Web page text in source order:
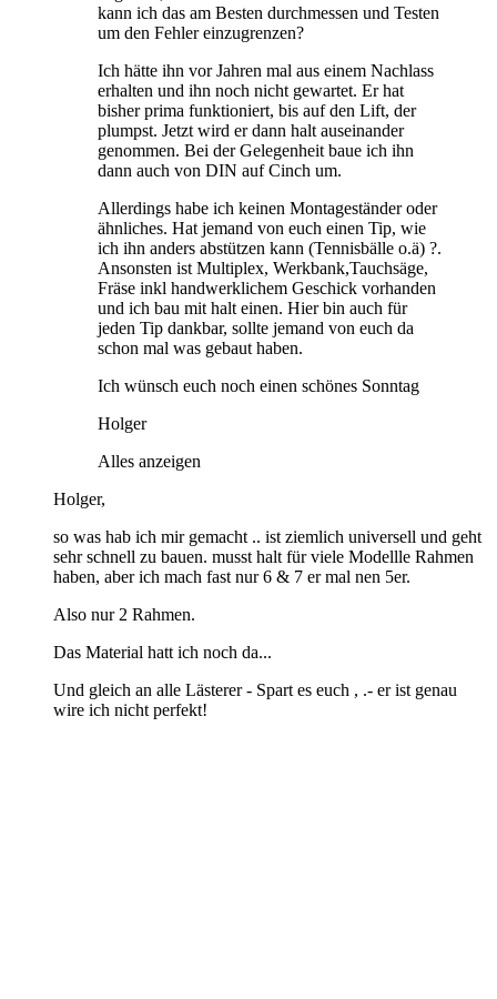
kann ich das am Besten durchmessen und Testen
um den Fehler einzugrenzen?
Ich hätte ihn vor Jahren mal aus einem Nachlass
erhalten und ihn noch nicht gewartet. Er hat
bisher prima funktioniert, bis auf den Lift, der
plumpst. Jetzt wird er dann halt auseinander
genommen. Bei der Gelegenheit baue ich ihn
dann auch von DIN auf Cinch um.
Allerdings habe ich keinen Montageständer oder
ähnliches. Hat jemand von euch einen Tip, wie
ich ihn anders abstützen kann (Tennisbälle o.ä) ?.
Ansonsten ist Multiplex, Werkbank,Tauchsäge,
Fräse inkl handwerklichem Geschick vorhanden
und ich bau mit halt einen. Hier bin auch für
jeden Tip dankbar, sollte jemand von euch da
schon mal was gebaut haben.
Ich wünsch euch noch einen schönes Sonntag
Holger
Alles anzeigen
Holger,
so was hab ich mir gemacht .. ist ziemlich universell und geht
sehr schnell zu bauen. musst halt für viele Modellle Rahmen
haben, aber ich mach fast nur 6 & 7 er mal nen 5er.
Also nur 2 Rahmen.
Das Material hatt ich noch da...
Und gleich an alle Lästerer - Spart es euch , .- er ist genau
wire ich nicht perfekt!